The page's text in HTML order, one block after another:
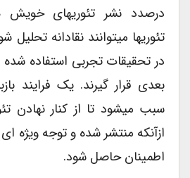
درصدد نشر تئوریهای خویش
تئوریها میتوانند نقادانه تحلیل
در تحقیقات تجربی استفاده شده
بعدی قرار گیرند. یک فرایند
سبب میشود تا از کنار نهادن
ازآنکه منتشر شده و توجه ویژه
اطمینان حاصل شود.